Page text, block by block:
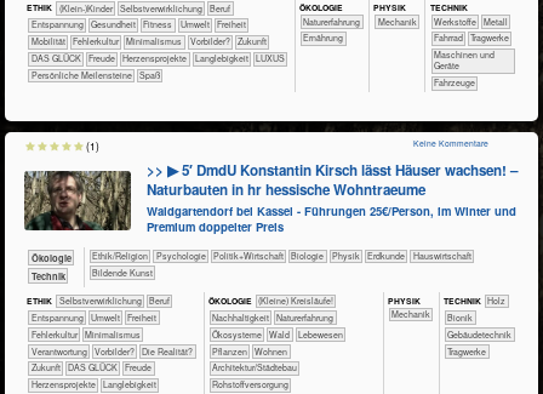
ETHIK (Klein-)Kinder ​​​​​​​​​​​​​​​​​​​​​​​​​​​​​​​​​​​​​​​​Selbst­verwirklichung
​​​​​​​​​​​​​​​Beruf
​​​​​​​​​​​​​Entspannung
​​​​​​Gesundheit ​​​​​Fitness ​​​​​Umwelt
​​​Freiheit
​​​Mobilität
​​Fehlerkultur ​​Minimalismus ​​Vorbilder?
​Zukunft
DAS GLÜCK
Freude Herzensprojekte Langlebigkeit
LUXUS
Persönliche Meilensteine
Spaß
ÖKO​LOGIE
​​​​​​​​​​​​​Naturerfahrung
​​​​Ernährung
PHY​SIK
​​​Mechanik
TECH​NIK
​​​​​​​​​Werkstoffe
​​​​​​​​Metall
​​​​​​​Fahrrad
​​​​​Tragwerke
​​​​Maschinen und
Geräte
​Fahrzeuge
>> ▶ 5′ DmdU Konstantin Kirsch lässt Häuser wachsen! –
Naturbauten in hr hessische Wohntraeume
Waldgartendorf bei Kassel - Führungen 25€/Person, im Winter und
Premium doppelter Preis
​​​​​​​Ökologie
​Technik
​​​​​​​​​​Ethik/​Religion ​​​​​​​​​​Psychologie ​​​​​​​​​Politik+​Wirtschaft ​​​​​​​Biologie ​​​​​​​Physik ​​​​​Erdkunde
​Haus­wirtschaft
Bildende Kunst
ETHIK ​​​​​​​​​​​​​​​​​​​​​​​​​​​​​​​​​​​​​​​​Selbst­verwirklichung
​​​​​​​​​​​​​​​Beruf
​​​​​​​​​​​​​Entspannung
​​​​​Umwelt
​​​Freiheit
​​Fehlerkultur
​​Minimalismus
​​Verantwortung
​​Vorbilder?
​Die Realität?
​Zukunft
DAS GLÜCK
Freude
Herzensprojekte
Langlebigkeit
ÖKO​LOGIE ​​​​​​​​​​​​​​(Kleine) Kreisläufe!
​​​​​​​​​​​​​​​Nachhaltigkeit
​​​​​​​​​​​​​Naturerfahrung
​​​​​​​​​​​Ökosysteme
​​​​​​​​​​Wald
​​​​​​​​​Lebewesen
​​​​​​​​​Pflanzen
​​​​Wohnen
​​​Architektur/­Städtebau
​​Rohstoffversorgung
PHY​SIK
​​​Mechanik
TECH​NIK ​​​​​​​​Holz
​​​​​​Bionik
​​​​​Gebäudetechnik
​​​​​Tragwerke
Keine Kommentare
(1)